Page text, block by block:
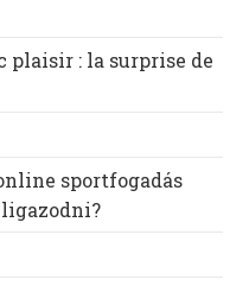
plaisir : la surprise de
sportfogadás